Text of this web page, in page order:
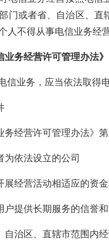
门或者省、自治区、
人不得从事电信业务经
业务经营许可管理办法》
信业务，应当依法取得
务经营许可管理办法》
为依法设立的公司
展经营活动相适应的资
户提供长期服务的信誉
自治区、直辖市范围内